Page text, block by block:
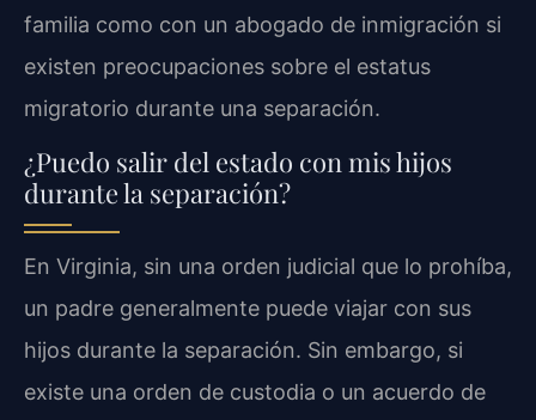
familia como con un abogado de inmigración si
existen preocupaciones sobre el estatus
migratorio durante una separación.
¿Puedo salir del estado con mis hijos
durante la separación?
En Virginia, sin una orden judicial que lo prohíba,
un padre generalmente puede viajar con sus
hijos durante la separación. Sin embargo, si
existe una orden de custodia o un acuerdo de